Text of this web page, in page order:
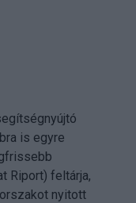
is egyre
Riport) feltárja,
nyitott